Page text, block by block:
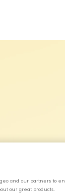
and our partners to
our great products.